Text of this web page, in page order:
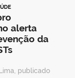
alerta
da
publicado